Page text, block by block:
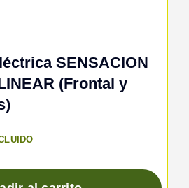
SENSACION
(Frontal y